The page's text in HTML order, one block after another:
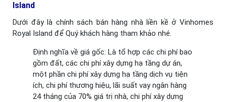
Island
Dưới đây là chính sách bán hàng nhà liền kề ở Vinhomes
Royal Island để Quý khách hàng tham khảo nhé.
Định nghĩa về giá gốc: Là tổ hợp các chi phí bao
gồm đất, các chi phí xây dựng hạ tầng dự án,
một phần chi phí xây dựng hạ tầng dịch vụ tiện
ích, chi phí thương hiệu, lãi suất vay ngân hàng
24 tháng của 70% giá trị nhà, chi phí xây dựng